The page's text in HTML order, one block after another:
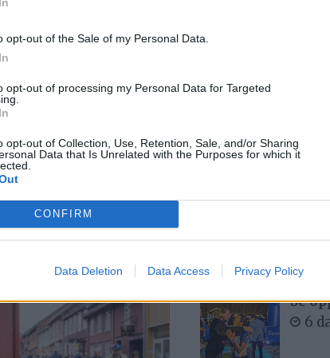
opt-out of the Sale of my Personal Data.
opt-out of processing my Personal Data for Targeted
opt-out of Collection, Use, Retention, Sale, and/or Sharing
Data that Is Unrelated with the Purposes for which it
CONFIRM
Data Deletion Data Access Privacy Policy
Stensaas
vinner av
2026
Mest lest siste uke:
Se
6